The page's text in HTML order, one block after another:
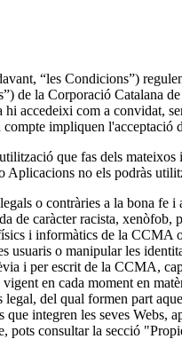
“les Condicions”)
de la Corporació Catalana
accedeixi com a convidat,
impliquen l'acceptació
que fas dels
Aplicacions no els podràs
o contràries a la bona fe i
de caràcter racista, xenòfob,
i informàtics de la CCMA
usuaris o manipular les
i per escrit de la CCMA,
en cada moment en
del qual formen part
que integren les seves
pots consultar la secció